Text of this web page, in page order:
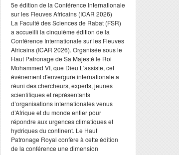
​5e édition de la Conférence Internationale
sur les Fleuves Africains (ICAR 2026)
​La Faculté des Sciences de Rabat (FSR)
a accueilli la cinquième édition de la
Conférence Internationale sur les Fleuves
Africains (ICAR 2026). Organisée sous le
Haut Patronage de Sa Majesté le Roi
Mohammed VI, que Dieu L'assiste, cet
événement d'envergure internationale a
réuni des chercheurs, experts, jeunes
scientifiques et représentants
d’organisations internationales venus
d’Afrique et du monde entier pour
répondre aux urgences climatiques et
hydriques du continent. Le Haut
Patronage Royal confère à cette édition
de la conférence une dimension